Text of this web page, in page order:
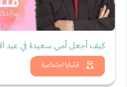
قضايا اجتماعية
كيف أجعل أمي سعيدة في عيد
شاهد الان